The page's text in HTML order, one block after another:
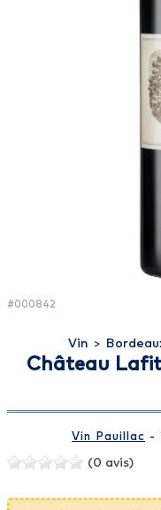
#000842
Vin >
Château
Vin Pauillac -
(0 avis)